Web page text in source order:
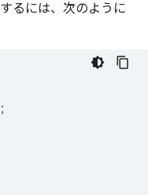
るには、次のように